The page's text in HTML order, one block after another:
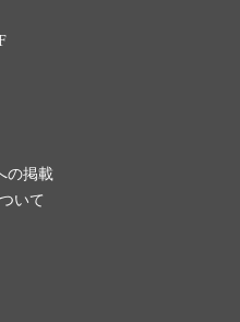
の掲載
いて